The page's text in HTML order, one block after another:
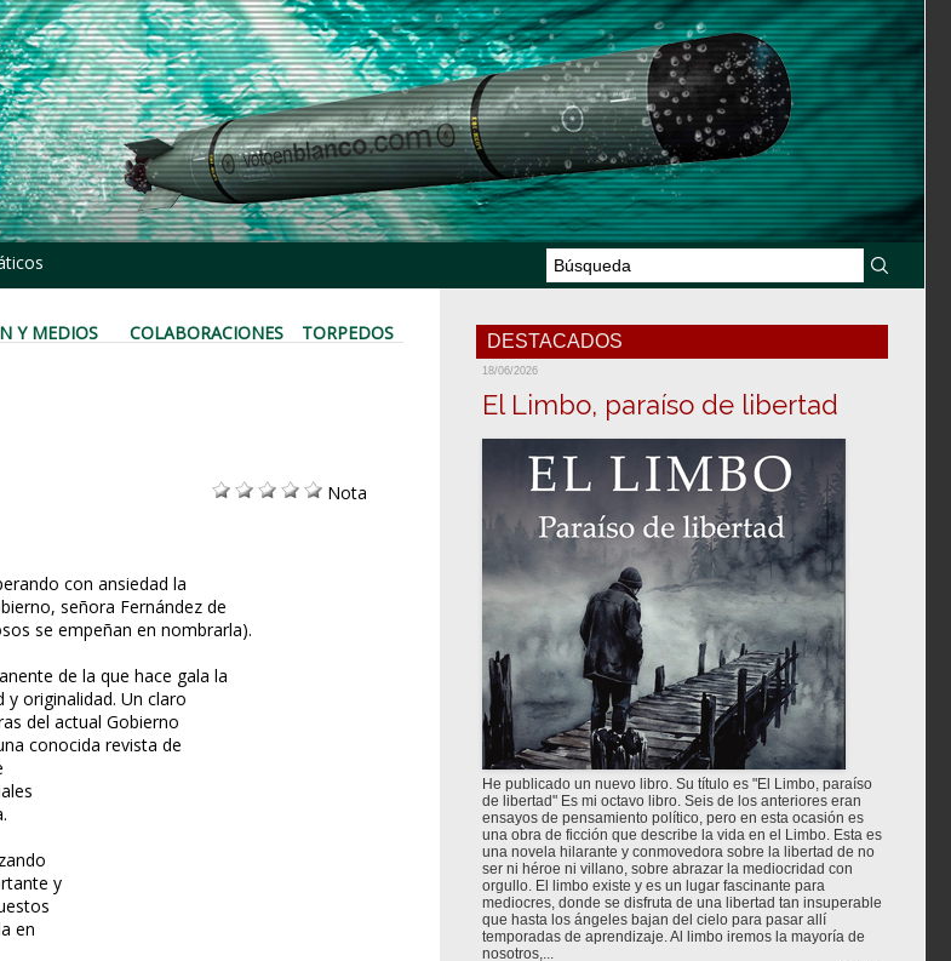
Y MEDIOS COLABORACIONES TORPEDOS
Nota
con ansiedad la
señora Fernández de
se empeñan en nombrarla).
de la que hace gala la
y originalidad. Un claro
del actual Gobierno
conocida revista de
y
en
DESTACADOS
18/06/2026
El Limbo, paraíso de libertad
He publicado un nuevo libro. Su título es "El Limbo, paraíso
de libertad" Es mi octavo libro. Seis de los anteriores eran
ensayos de pensamiento político, pero en esta ocasión es
una obra de ficción que describe la vida en el Limbo. Esta es
una novela hilarante y conmovedora sobre la libertad de no
ser ni héroe ni villano, sobre abrazar la mediocridad con
orgullo. El limbo existe y es un lugar fascinante para
mediocres, donde se disfruta de una libertad tan insuperable
que hasta los ángeles bajan del cielo para pasar allí
temporadas de aprendizaje. Al limbo iremos la mayoría de
nosotros,...